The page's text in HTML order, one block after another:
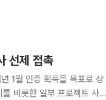
선제 접촉
1월 인증 획득을 목표로 상
비롯한 일부 프로젝트 사